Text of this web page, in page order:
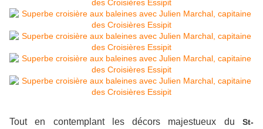
Tout en contemplant les décors majestueux du St-